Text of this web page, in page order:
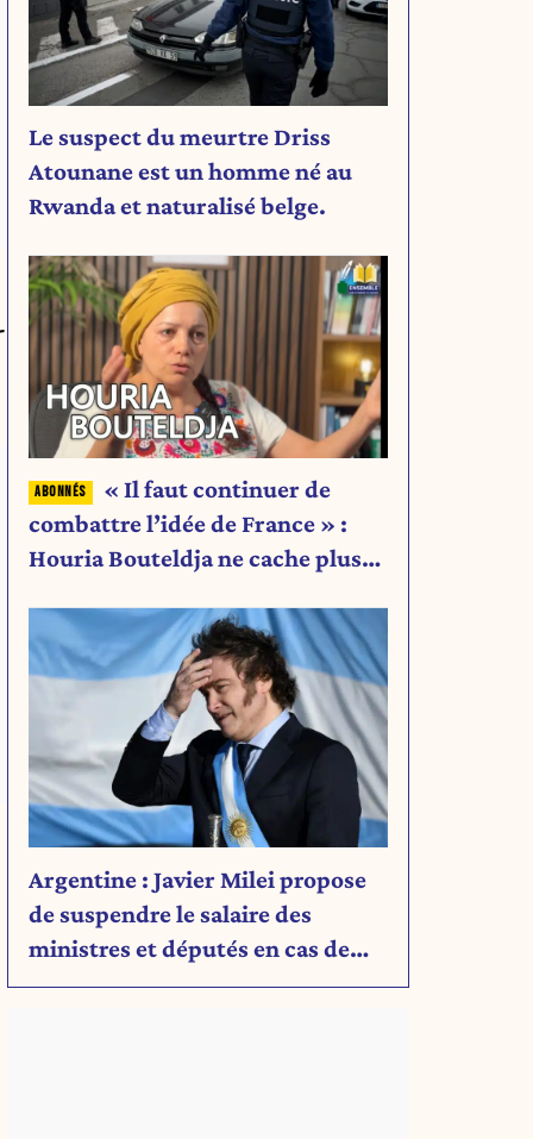
Le suspect du meurtre Driss
Atounane est un homme né au
Rwanda et naturalisé belge.
« Il faut continuer de
combattre l’idée de France » :
Houria Bouteldja ne cache plus
Argentine : Javier Milei propose
de suspendre le salaire des
ministres et députés en cas de
déficit budgétaire